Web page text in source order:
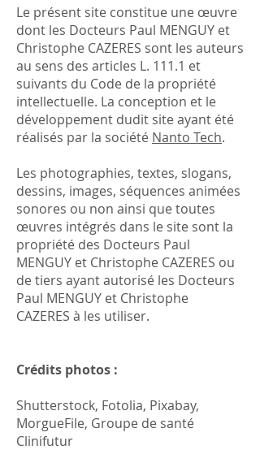
Le présent site constitue une œuvre
dont les Docteurs Paul MENGUY et
Christophe CAZERES sont les auteurs
au sens des articles L. 111.1 et
suivants du Code de la propriété
intellectuelle. La conception et le
développement dudit site ayant été
réalisés par la société Nanto Tech.
Les photographies, textes, slogans,
dessins, images, séquences animées
sonores ou non ainsi que toutes
œuvres intégrés dans le site sont la
propriété des Docteurs Paul
MENGUY et Christophe CAZERES ou
de tiers ayant autorisé les Docteurs
Paul MENGUY et Christophe
CAZERES à les utiliser.
Crédits photos :
Shutterstock, Fotolia, Pixabay,
MorgueFile, Groupe de santé
Clinifutur